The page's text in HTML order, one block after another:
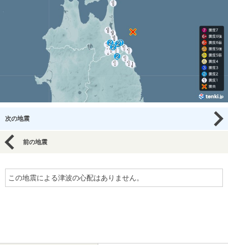
次の地震
前の地震
この地震による津波の心配はありません。